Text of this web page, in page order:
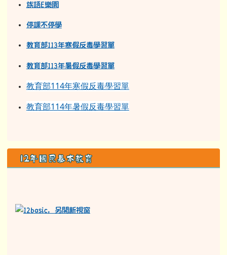
族語E樂園
停課不停學
教育部113年寒假反毒學習單
教育部113年暑假反毒學習單
教育部114年寒假反毒學習單
教育部114年暑假反毒學習單
12年國民基本教育